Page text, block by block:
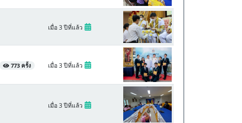
เมื่อ 3 ปีที่แล้ว
773 ครั้ง เมื่อ 3 ปีที่แล้ว
เมื่อ 3 ปีที่แล้ว